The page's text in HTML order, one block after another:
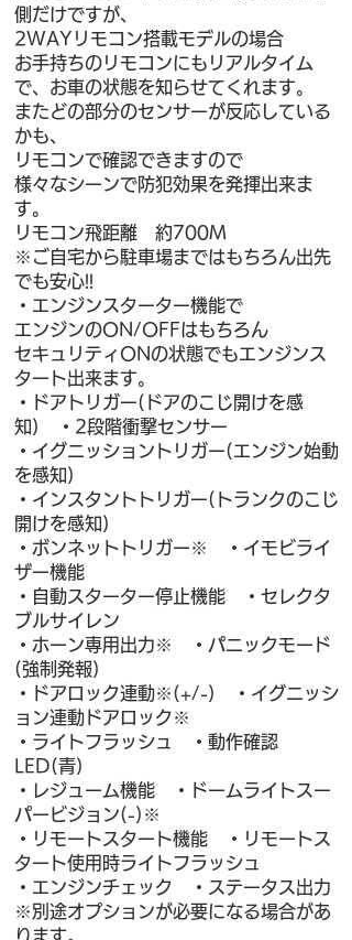
側だけですが、
2WAYリモコン搭載モデルの場合
お手持ちのリモコンにもリアルタイム
で、お車の状態を知らせてくれます。
またどの部分のセンサーが反応している
かも、
リモコンで確認できますので
様々なシーンで防犯効果を発揮出来ま
す。
リモコン飛距離 約700M
※ご自宅から駐車場まではもちろん出先
でも安心!!
・エンジンスターター機能で
エンジンのON/OFFはもちろん
セキュリティONの状態でもエンジンス
タート出来ます。
・ドアトリガー(ドアのこじ開けを感
知) ・2段階衝撃センサー
・イグニッショントリガー(エンジン始動
を感知)
・インスタントトリガー(トランクのこじ
開けを感知)
・ボンネットトリガー※ ・イモビライ
ザー機能
・自動スターター停止機能 ・セレクタ
ブルサイレン
・ホーン専用出力※ ・パニックモード
(強制発報)
・ドアロック連動※(+/-) ・イグニッシ
ョン連動ドアロック※
・ライトフラッシュ ・動作確認
LED(青)
・レジューム機能 ・ドームライトスー
パービジョン(-)※
・リモートスタート機能 ・リモートス
タート使用時ライトフラッシュ
・エンジンチェック ・ステータス出力
※別途オプションが必要になる場合があ
ります。